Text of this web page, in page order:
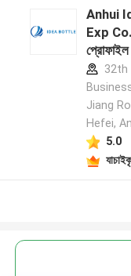
Anhui
Exp
প্রোফাইল
32th
Jiang
Hefei,
5.0